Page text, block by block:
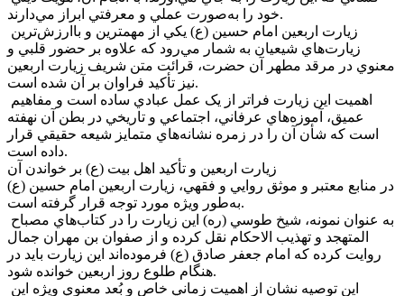
خود را به‌صورت عملي و معرفتي ابراز مي‌دارند.
زيارت‌هاي شيعيان به شمار مي‌رود که علاوه بر حضور قلبي و
معنوي در مرقد مطهر آن حضرت، قرائت متن شريف زيارت اربعين
نيز تأکيد فراوان بر آن شده است.
عميق، آموزه‌هاي عرفاني، اجتماعي و تاريخي در بطن آن نهفته
است که شأن آن را در زمره نشانه‌هاي متمايز شيعه حقيقي قرار
داده است.
زيارت اربعين و تأکيد اهل بيت (ع) بر خواندن آن
در منابع معتبر و موثق روايي و فقهي، زيارت اربعين امام حسين (ع)
به‌طور ويژه مورد توجه قرار گرفته است.
المتهجد و تهذيب الاحکام نقل کرده و از صفوان بن مهران جمال
روايت کرده که امام جعفر صادق (ع) فرموده‌اند اين زيارت بايد در
هنگام طلوع روز اربعين خوانده شود.